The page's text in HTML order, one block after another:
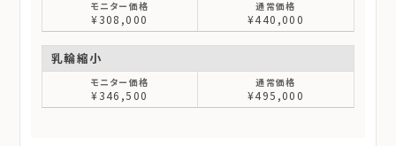
¥308,000 ¥440,000
乳輪縮小
¥346,500 ¥495,000